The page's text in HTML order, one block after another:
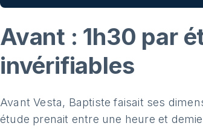
Avant : 1h30 par
invérifiables
Avant Vesta, Baptiste faisait ses
étude prenait entre une heure et